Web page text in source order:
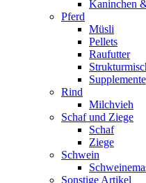
Kaninchen
Pferd
Müsli
Pellets
Raufutter
Supplemente
Rind
Milchvieh
Schaf und Ziege
Schaf
Ziege
Schwein
Sonstige Artikel